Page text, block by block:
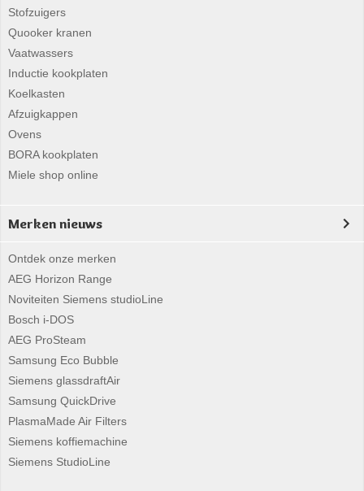
Stofzuigers
Quooker kranen
Vaatwassers
Inductie kookplaten
Koelkasten
Afzuigkappen
Ovens
BORA kookplaten
Miele shop online
Merken nieuws
Ontdek onze merken
AEG Horizon Range
Noviteiten Siemens studioLine
Bosch i-DOS
AEG ProSteam
Samsung Eco Bubble
Siemens glassdraftAir
Samsung QuickDrive
PlasmaMade Air Filters
Siemens koffiemachine
Siemens StudioLine